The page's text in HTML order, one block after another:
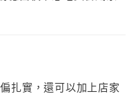
扎實，還可以加上店家